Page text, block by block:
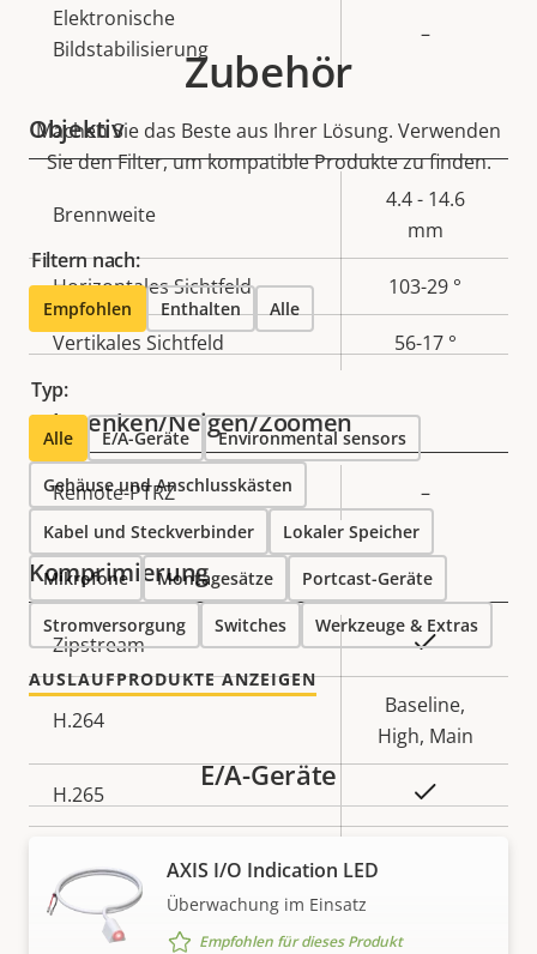
Elektronische
Bildstabilisierung
–
Objektiv
Eigentumswert
Brennweite
4.4 - 14.6
mm
Horizontales Sichtfeld 103-29 °
Vertikales Sichtfeld 56-17 °
Schwenken/Neigen/Zoomen
Eigentumsbeschreibung Eigentumswert
Remote-PTRZ –
Komprimierung
Eigentumsbeschreibung Eigentumswert
Zipstream Ja
H.264
Baseline,
High, Main
H.265
Audio
Zubehör
Machen Sie das Beste aus Ihrer Lösung. Verwenden
Sie den Filter, um kompatible Produkte zu finden.
Filtern nach:
Empfohlen Enthalten Alle
Typ:
Alle E/A-Geräte Environmental sensors
Gehäuse und Anschlusskästen
Kabel und Steckverbinder Lokaler Speicher
Mikrofone Montagesätze Portcast-Geräte
Stromversorgung Switches Werkzeuge & Extras
AUSLAUFPRODUKTE ANZEIGEN
E/A-Geräte
AXIS I/O Indication LED
Überwachung im Einsatz
Empfohlen für dieses Produkt